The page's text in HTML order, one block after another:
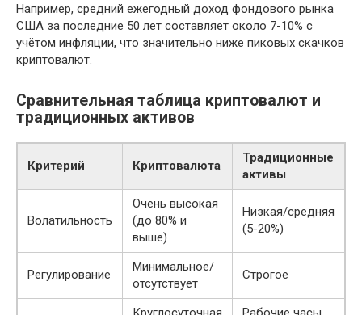
Например, средний ежегодный доход фондового рынка
США за последние 50 лет составляет около 7-10% с
учётом инфляции, что значительно ниже пиковых скачков
криптовалют.
Сравнительная таблица криптовалют и
традиционных активов
Критерий Криптовалюта
Традиционные
активы
Волатильность
Очень высокая
(до 80% и
выше)
Низкая/средняя
(5-20%)
Регулирование
Минимальное/
отсутствует
Строгое